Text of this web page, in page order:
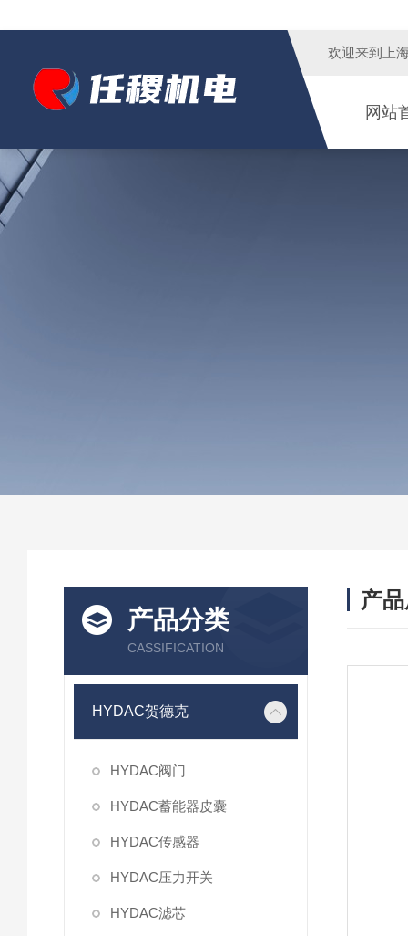
欢迎来到 上
网站
产品分类
CASSIFICATION
HYDAC贺德克
HYDAC阀门
HYDAC蓄能器皮囊
HYDAC传感器
HYDAC压力开关
HYDAC滤芯
产